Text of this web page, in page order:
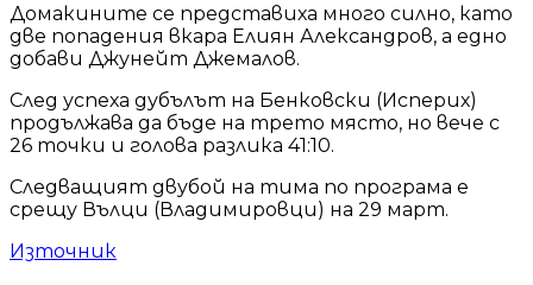
Домакините се представиха много силно, като
две попадения вкара Елиян Александров, а едно
добави Джунейт Джемалов.
След успеха дубълът на Бенковски (Исперих)
продължава да бъде на трето място, но вече с
26 точки и голова разлика 41:10.
Следващият двубой на тима по програма е
срещу Вълци (Владимировци) на 29 март.
Източник